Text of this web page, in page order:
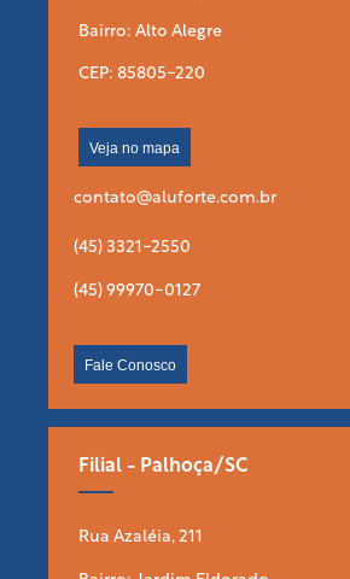
Bairro: Alto Alegre
CEP: 85805-220
Veja no mapa
contato@aluforte.com.br
(45) 3321-2550
(45) 99970-0127
Fale Conosco
Filial - Palhoça/SC
Rua Azaléia, 211